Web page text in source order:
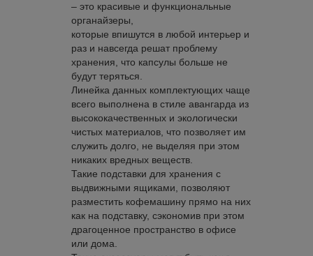
– это красивые и функциональные
органайзеры,
которые впишутся в любой интерьер и
раз и навсегда решат проблему
хранения, что капсулы больше не
будут теряться.
Линейка данных комплектующих чаще
всего выполнена в стиле авангарда из
высококачественных и экологически
чистых материалов, что позволяет им
служить долго, не выделяя при этом
никаких вредных веществ.
Такие подставки для хранения с
выдвижными ящиками, позволяют
разместить кофемашину прямо на них
как на подставку, сэкономив при этом
драгоценное пространство в офисе
или дома.